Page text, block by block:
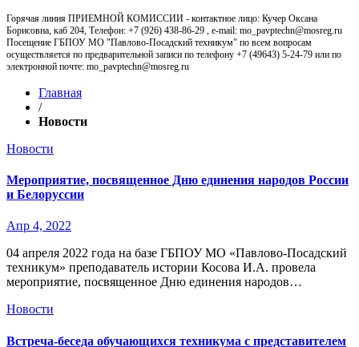
Горячая линия ПРИЕМНОЙ КОМИССИИ - контактное лицо: Кучер Оксана
Борисовна, каб 204, Телефон: +7 (926) 438-86-29 , e-mail: mo_pavptechn@mosreg.ru
Посещение ГБПОУ МО "Павлово-Посадский техникум" по всем вопросам
осуществляется по предварительной записи по телефону +7 (49643) 5-24-79 или по
электронной почте: mo_pavptechn@mosreg.ru
Главная
/
Новости
Новости
Мероприятие, посвященное Дню единения народов России
и Белоруссии
Апр 4, 2022
04 апреля 2022 года на базе ГБПОУ МО «Павлово-Посадский
техникум» преподаватель истории Косова И.А. провела
мероприятие, посвященное Дню единения народов…
Новости
Встреча-беседа обучающихся техникума с представителем